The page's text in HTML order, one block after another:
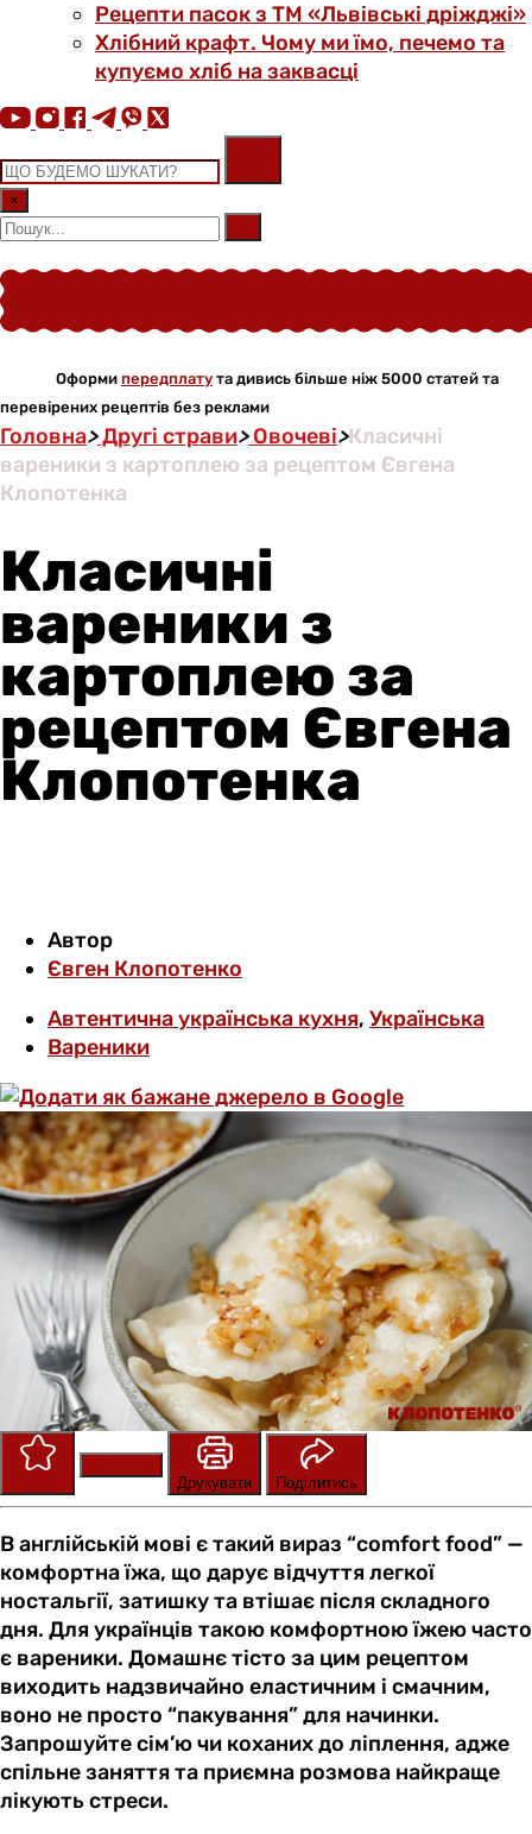
Рецепти пасок з ТМ «Львівські дріжджі»
Хлібний крафт. Чому ми їмо, печемо та
купуємо хліб на заквасці
×
Оформи передплату та дивись більше ніж 5000 статей та
перевірених рецептів без реклами
Головна>Другі страви>Овочеві>Класичні
вареники з картоплею за рецептом Євгена
Клопотенка
Класичні
вареники з
картоплею за
рецептом Євгена
Клопотенка
Автор
Євген Клопотенко
Автентична українська кухня, Українська
Вареники
Друкувати
Поділитись
В англійській мові є такий вираз “comfort food” —
комфортна їжа, що дарує відчуття легкої
ностальгії, затишку та втішає після складного
дня. Для українців такою комфортною їжею часто
є вареники. Домашнє тісто за цим рецептом
виходить надзвичайно еластичним і смачним,
воно не просто “пакування” для начинки.
Запрошуйте сім’ю чи коханих до ліплення, адже
спільне заняття та приємна розмова найкраще
лікують стреси.